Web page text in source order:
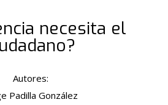
necesita el
Autores:
Padilla González